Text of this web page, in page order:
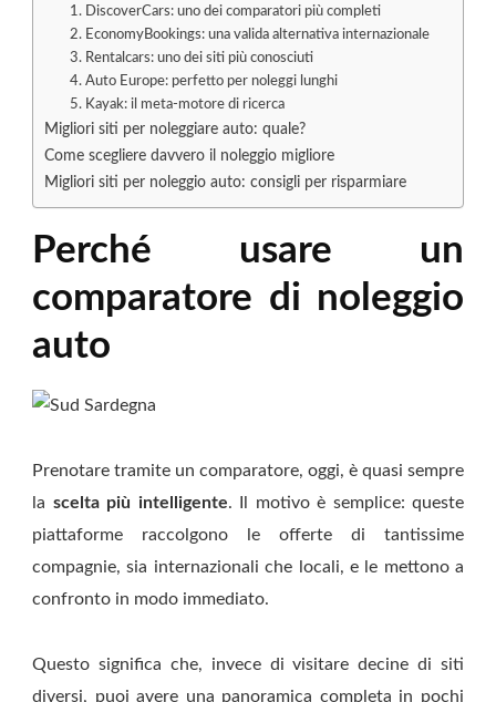
1. DiscoverCars: uno dei comparatori più completi
2. EconomyBookings: una valida alternativa internazionale
3. Rentalcars: uno dei siti più conosciuti
4. Auto Europe: perfetto per noleggi lunghi
5. Kayak: il meta-motore di ricerca
Migliori siti per noleggiare auto: quale?
Come scegliere davvero il noleggio migliore
Migliori siti per noleggio auto: consigli per risparmiare
Perché usare un
comparatore di noleggio
auto
Prenotare tramite un comparatore, oggi, è quasi sempre
la scelta più intelligente. Il motivo è semplice: queste
piattaforme raccolgono le offerte di tantissime
compagnie, sia internazionali che locali, e le mettono a
confronto in modo immediato.
Questo significa che, invece di visitare decine di siti
diversi, puoi avere una panoramica completa in pochi